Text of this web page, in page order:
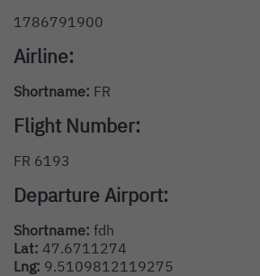
1786791900
Airline:
Shortname: FR
Flight Number:
FR 6193
Departure Airport:
Shortname: fdh
Lat: 47.6711274
Lng: 9.5109812119275